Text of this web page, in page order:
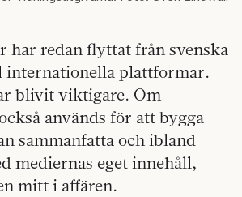
har redan flyttat från svenska
plattformar.
blivit viktigare. Om
används för att bygga
sammanfatta och ibland
mediernas eget innehåll,
mitt i affären.